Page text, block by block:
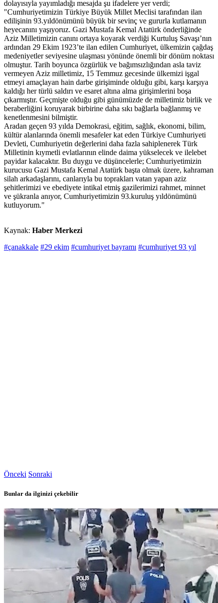
dolayısıyla yayımladığı mesajda şu ifadelere yer verdi;
"Cumhuriyetimizin Türkiye Büyük Millet Meclisi tarafından ilan
edilişinin 93.yıldönümünü büyük bir sevinç ve gururla kutlamanın
heyecanını yaşıyoruz. Gazi Mustafa Kemal Atatürk önderliğinde
Aziz Milletimizin canını ortaya koyarak verdiği Kurtuluş Savaşı’nın
ardından 29 Ekim 1923’te ilan edilen Cumhuriyet, ülkemizin çağdaş
medeniyetler seviyesine ulaşması yönünde önemli bir dönüm noktası
olmuştur. Tarih boyunca özgürlük ve bağımsızlığından asla taviz
vermeyen Aziz milletimiz, 15 Temmuz gecesinde ülkemizi işgal
etmeyi amaçlayan hain darbe girişiminde olduğu gibi, karşı karşıya
kaldığı her türlü saldırı ve esaret altına alma girişimlerini boşa
çıkarmıştır. Geçmişte olduğu gibi günümüzde de milletimiz birlik ve
beraberliğini koruyarak birbirine daha sıkı bağlarla bağlanmış ve
kenetlenmesini bilmiştir.
Aradan geçen 93 yılda Demokrasi, eğitim, sağlık, ekonomi, bilim,
kültür alanlarında önemli mesafeler kat eden Türkiye Cumhuriyeti
Devleti, Cumhuriyetin değerlerini daha fazla sahiplenerek Türk
Milletinin kıymetli evlatlarının elinde daima yükselecek ve ilelebet
payidar kalacaktır. Bu duygu ve düşüncelerle; Cumhuriyetimizin
kurucusu Gazi Mustafa Kemal Atatürk başta olmak üzere, kahraman
silah arkadaşlarını, canlarıyla bu toprakları vatan yapan aziz
şehitlerimizi ve ebediyete intikal etmiş gazilerimizi rahmet, minnet
ve şükranla anıyor, Cumhuriyetimizin 93.kuruluş yıldönümünü
kutluyorum."
Kaynak: Haber Merkezi
#çanakkale #29 ekim #cumhuriyet bayramı #cumhuriyet 93 yıl
Önceki Sonraki
Bunlar da ilginizi çekebilir